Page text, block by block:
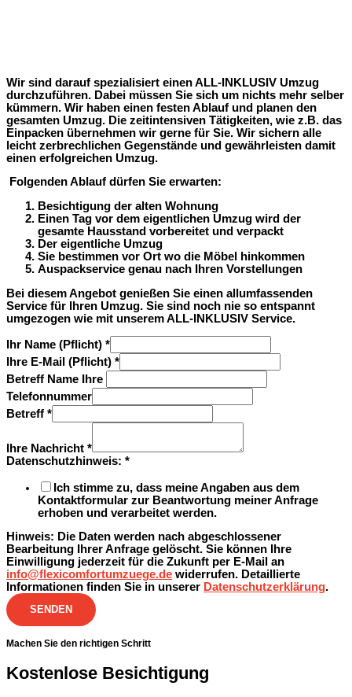
Wir sind darauf spezialisiert einen ALL-INKLUSIV Umzug
durchzuführen. Dabei müssen Sie sich um nichts mehr selber
kümmern. Wir haben einen festen Ablauf und planen den
gesamten Umzug. Die zeitintensiven Tätigkeiten, wie z.B. das
Einpacken übernehmen wir gerne für Sie. Wir sichern alle
leicht zerbrechlichen Gegenstände und gewährleisten damit
einen erfolgreichen Umzug.
Folgenden Ablauf dürfen Sie erwarten:
Besichtigung der alten Wohnung
Einen Tag vor dem eigentlichen Umzug wird der
gesamte Hausstand vorbereitet und verpackt
Der eigentliche Umzug
Sie bestimmen vor Ort wo die Möbel hinkommen
Auspackservice genau nach Ihren Vorstellungen
Bei diesem Angebot genießen Sie einen allumfassenden
Service für Ihren Umzug. Sie sind noch nie so entspannt
umgezogen wie mit unserem ALL-INKLUSIV Service.
Ihr Name (Pflicht) *
Ihre E-Mail (Pflicht) *
Betreff Name Ihre
Telefonnummer
Betreff *
Ihre Nachricht *
Datenschutzhinweis: *
Ich stimme zu, dass meine Angaben aus dem
Kontaktformular zur Beantwortung meiner Anfrage
erhoben und verarbeitet werden.
Hinweis: Die Daten werden nach abgeschlossener
Bearbeitung Ihrer Anfrage gelöscht. Sie können Ihre
Einwilligung jederzeit für die Zukunft per E-Mail an
info@flexicomfortumzuege.de widerrufen. Detaillierte
Informationen finden Sie in unserer Datenschutzerklärung.
SENDEN
Machen Sie den richtigen Schritt
Kostenlose Besichtigung